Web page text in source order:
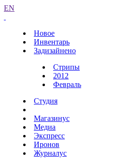
EN
Новое
Инвентарь
Задизайнено
Стрипы
2012
Февраль
Студия
Магазинус
Медиа
Экспресс
Иронов
Журналус